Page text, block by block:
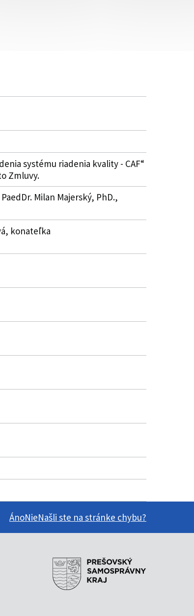
systému riadenia kvality - CAF“
Zmluvy.
Milan Majerský, PhD.,
konateľka
ÁnoNieNašli ste na stránke chybu?